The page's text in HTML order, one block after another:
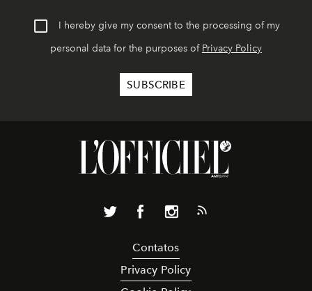
I hereby give my consent to the processing of my
personal data for the purposes of Privacy Policy
Contatos
Privacy Policy